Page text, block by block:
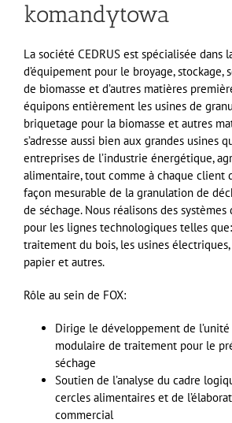
komandytowa
La société CEDRUS est spécialisée dans
d’équipement pour le broyage, stockage,
de biomasse et d’autres matières
équipons entièrement les usines de
briquetage pour la biomasse et autres
s’adresse aussi bien aux grandes usines
entreprises de l’industrie énergétique,
alimentaire, tout comme à chaque client
façon mesurable de la granulation de
de séchage. Nous réalisons des systèmes
pour les lignes technologiques telles
traitement du bois, les usines
papier et autres.
Rôle au sein de FOX:
Dirige le développement de
modulaire de traitement pour le
séchage
Soutien de l’analyse du cadre
cercles alimentaires et de
commercial